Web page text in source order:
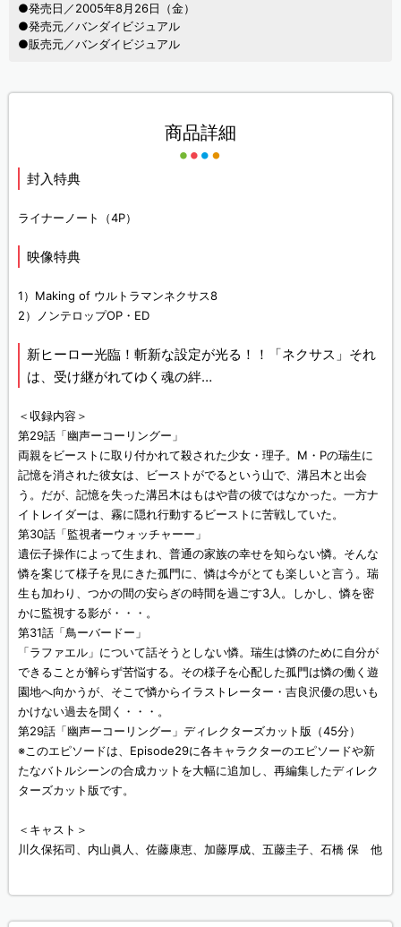
●発売日／2005年8月26日（金）
●発売元／バンダイビジュアル
●販売元／バンダイビジュアル
商品詳細
封入特典
ライナーノート（4P）
映像特典
1）Making of ウルトラマンネクサス8
2）ノンテロップOP・ED
新ヒーロー光臨！斬新な設定が光る！！「ネクサス」それ
は、受け継がれてゆく魂の絆…
＜収録内容＞
第29話「幽声ーコーリングー」
両親をビーストに取り付かれて殺された少女・理子。M・Pの瑞生に
記憶を消された彼女は、ビーストがでるという山で、溝呂木と出会
う。だが、記憶を失った溝呂木はもはや昔の彼ではなかった。一方ナ
イトレイダーは、霧に隠れ行動するビーストに苦戦していた。
第30話「監視者ーウォッチャーー」
遺伝子操作によって生まれ、普通の家族の幸せを知らない憐。そんな
憐を案じて様子を見にきた孤門に、憐は今がとても楽しいと言う。瑞
生も加わり、つかの間の安らぎの時間を過ごす3人。しかし、憐を密
かに監視する影が・・・。
第31話「鳥ーバードー」
「ラファエル」について話そうとしない憐。瑞生は憐のために自分が
できることが解らず苦悩する。その様子を心配した孤門は憐の働く遊
園地へ向かうが、そこで憐からイラストレーター・吉良沢優の思いも
かけない過去を聞く・・・。
第29話「幽声ーコーリングー」ディレクターズカット版（45分）
※このエピソードは、Episode29に各キャラクターのエピソードや新
たなバトルシーンの合成カットを大幅に追加し、再編集したディレク
ターズカット版です。
＜キャスト＞
川久保拓司、内山眞人、佐藤康恵、加藤厚成、五藤圭子、石橋 保 他